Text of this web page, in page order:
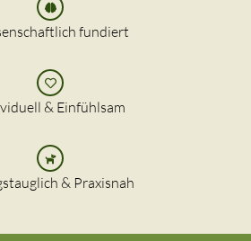
fundiert
& Einfühlsam
& Praxisnah